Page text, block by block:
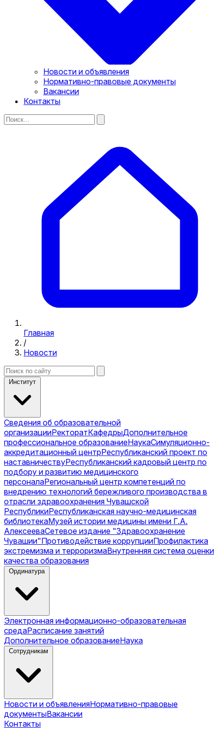
Новости и объявления
Нормативно-правовые документы
Вакансии
Контакты
Главная
/
Новости
Институт
Сведения об образовательной
организацииРекторатКафедрыДополнительное
профессиональное образованиеНаукаСимуляционно-
аккредитационный центрРеспубликанский проект по
наставничествуРеспубликанский кадровый центр по
подбору и развитию медицинского
персоналаРегиональный центр компетенций по
внедрению технологий бережливого производства в
отрасли здравоохранения Чувашской
РеспубликиРеспубликанская научно-медицинская
библиотекаМузей истории медицины имени Г.А.
АлексееваСетевое издание "Здравоохранение
Чувашии"Противодействие коррупцииПрофилактика
экстремизма и терроризмаВнутренняя система оценки
качества образования
Ординатура
Электронная информационно-образовательная
средаРасписание занятий
Дополнительное образованиеНаука
Сотрудникам
Новости и объявленияНормативно-правовые
документыВакансии
Контакты